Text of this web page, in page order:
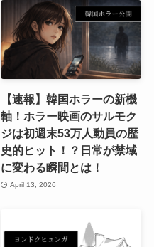
【速報】韓国ホラーの新機
軸！ホラー映画のサルモク
ジは初週末53万人動員の歴
史的ヒット！？日常が禁域
に変わる瞬間とは！
April 13, 2026